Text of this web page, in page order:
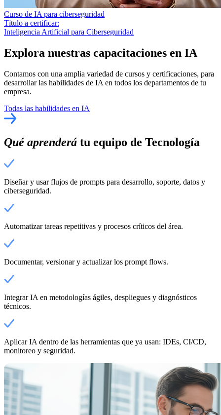
Curso de IA para ciberseguridad
Título a certificar:
Inteligencia Artificial para Ciberseguridad
Explora nuestras capacitaciones en IA
Contamos con una amplia variedad de cursos y certificaciones, para
desarrollar las habilidades de IA en todos los departamentos de tu
empresa.
Todas las habilidades en IA
Qué aprenderá tu equipo de Tecnología
Diseñar y usar flujos de prompts para desarrollo, soporte, datos y
ciberseguridad.
Automatizar tareas repetitivas y procesos críticos del área.
Documentar, versionar y actualizar los prompt flows.
Integrar IA en metodologías ágiles, despliegues y diagnósticos
técnicos.
Aplicar IA dentro de las herramientas que ya usan: IDEs, CI/CD,
monitoreo y seguridad.